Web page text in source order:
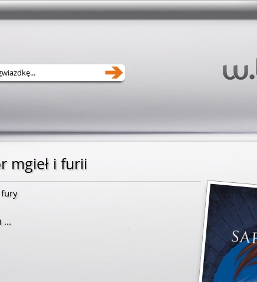
mgieł i furii
fury
...